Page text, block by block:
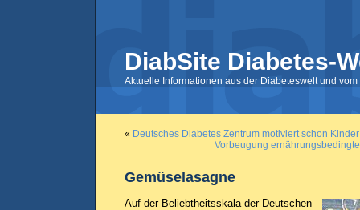
DiabSite Diabetes-
Aktuelle Informationen aus der Diabeteswelt und
« Deutsches Diabetes Zentrum motiviert schon
Vorbeugung
Gemüselasagne
Auf der Beliebtheitsskala der Deutschen